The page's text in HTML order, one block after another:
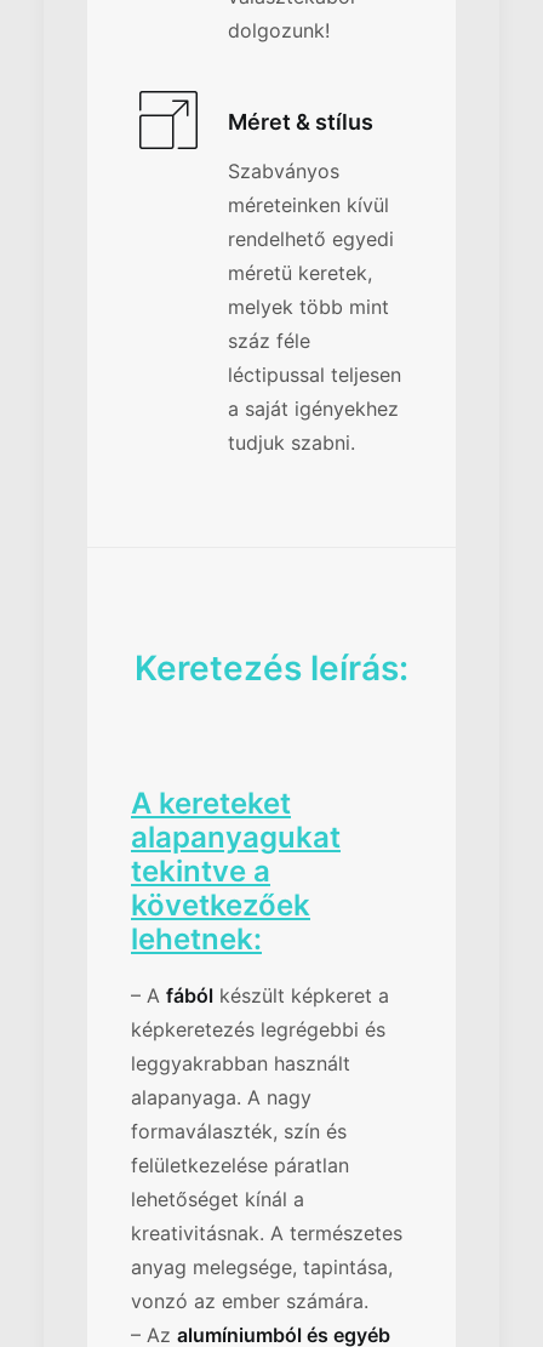
dolgozunk!
Méret & stílus
Szabványos
méreteinken kívül
rendelhető egyedi
méretü keretek,
melyek több mint
száz féle
léctipussal teljesen
a saját igényekhez
tudjuk szabni.
Keretezés leírás:
A kereteket
alapanyagukat
tekintve a
következőek
lehetnek:
– A fából készült képkeret a
képkeretezés legrégebbi és
leggyakrabban használt
alapanyaga. A nagy
formaválaszték, szín és
felületkezelése páratlan
lehetőséget kínál a
kreativitásnak. A természetes
anyag melegsége, tapintása,
vonzó az ember számára.
– Az alumíniumból és egyéb